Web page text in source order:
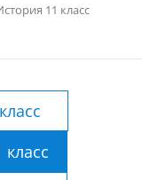
11 класс
класс